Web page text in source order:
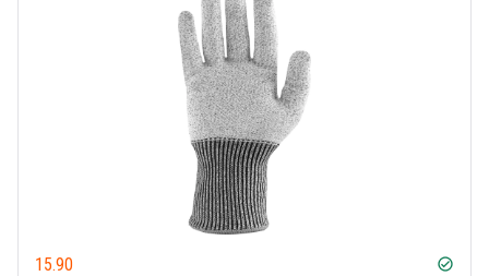
15.90 check_circle